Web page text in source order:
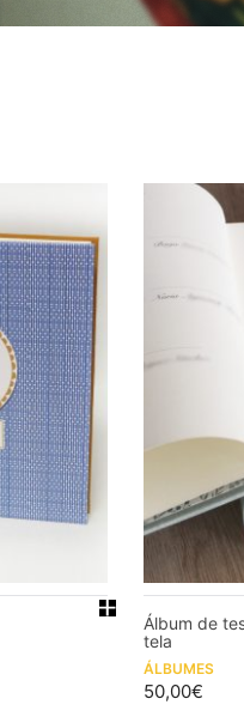
Álbum de
tela
ÁLBUMES
50,00€